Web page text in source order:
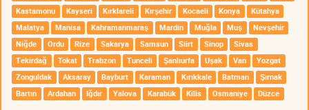
Kastamonu
Kayseri Kırklareli Kırşehir Kocaeli Konya
Kütahya
Malatya
Manisa Kahramanmaraş Mardin Muğla Muş
Nevşehir
Niğde
Ordu Rize Sakarya Samsun Siirt Sinop
Sivas
Tekirdağ
Tokat Trabzon Tunceli Şanlıurfa Uşak Van
Yozgat
Zonguldak
Aksaray Bayburt Karaman Kırıkkale Batman
Şırnak
Bartın
Ardahan Iğdır Yalova Karabük Kilis Osmaniye Düzce